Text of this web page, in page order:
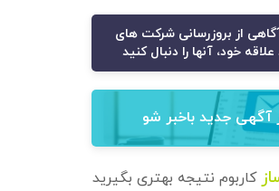
از بروزرسانی شرکت های
علاقه خود، آنها را دنبال کنید
آگهی‌ جدید باخبر شو
کاربوم نتیجه بهتری بگیرید